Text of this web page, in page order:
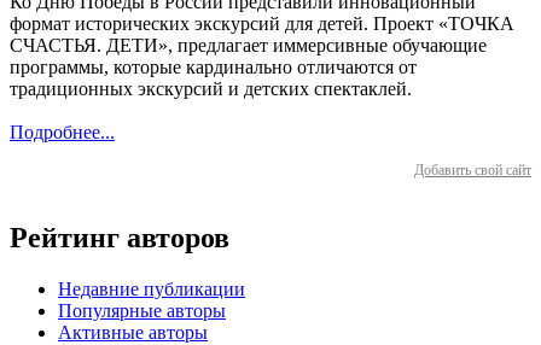
формат исторических экскурсий для детей. Проект «ТОЧКА
СЧАСТЬЯ. ДЕТИ», предлагает иммерсивные обучающие
программы, которые кардинально отличаются от
традиционных экскурсий и детских спектаклей.
Подробнее...
Добавить свой сайт
Рейтинг авторов
Недавние публикации
Популярные авторы
Активные авторы